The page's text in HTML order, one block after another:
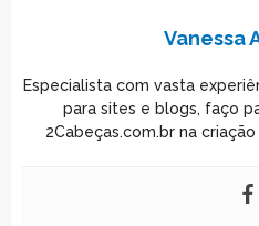
Vanessa
Especialista com vasta
para sites e blogs, faço
2Cabeças.com.br na